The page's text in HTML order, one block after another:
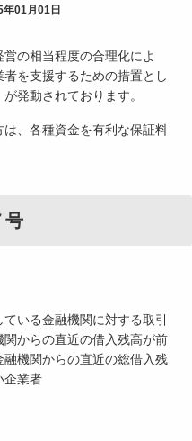
年01月01日
の相当程度の合理化によ
を支援するための措置とし
発動されております。
、各種資金を有利な保証料
号
いる金融機関に対する取引
からの直近の借入残高が前
機関からの直近の総借入残
企業者